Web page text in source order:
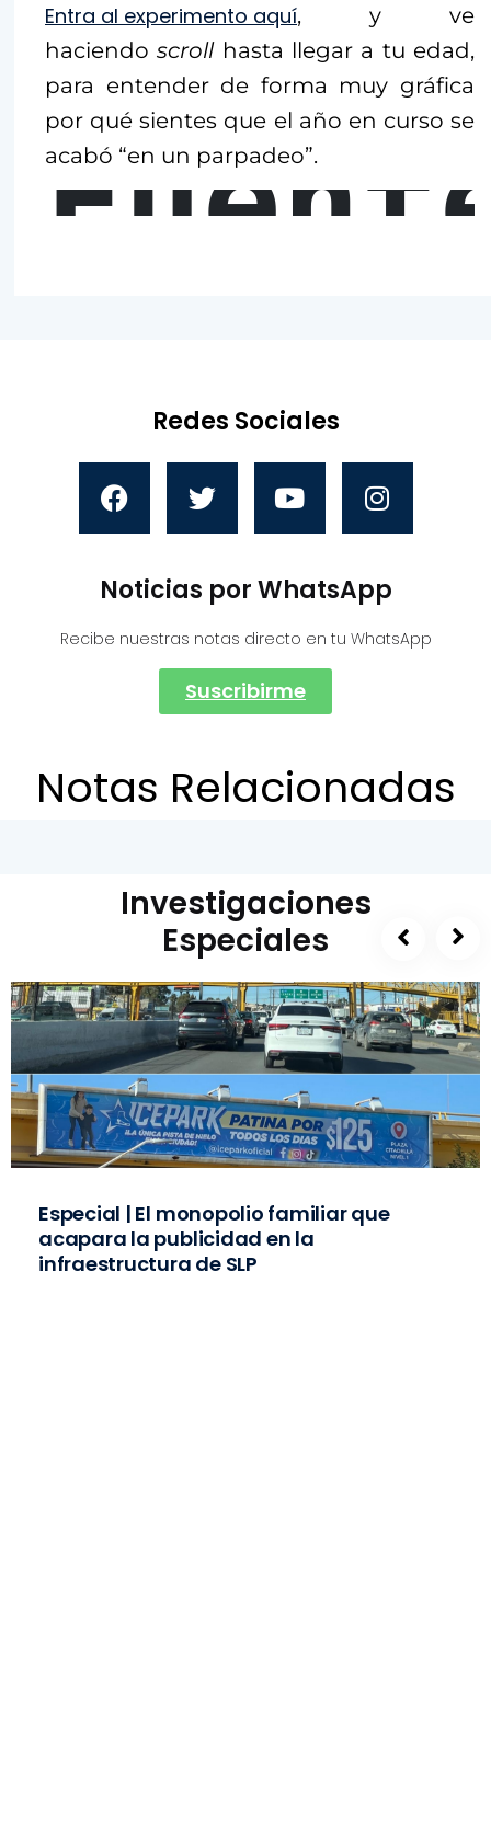
Entra al experimento aquí, y ve
haciendoscroll hasta llegar a tu edad,
para entender de forma muy gráfica
por qué sientes que el año en curso se
acabó “en un parpadeo”.
Redes Sociales
Noticias por WhatsApp
Recibe nuestras notas directo en tu WhatsApp
Suscribirme
Notas Relacionadas
Investigaciones
Especiales
Especial | El monopolio familiar que
acapara la publicidad en la
infraestructura de SLP